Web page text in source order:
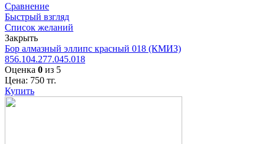
Сравнение
Быстрый взгляд
Список желаний
Закрыть
Бор алмазный эллипс красный 018 (КМИЗ)
856.104.277.045.018
Оценка 0 из 5
Цена: 750 тг.
Купить